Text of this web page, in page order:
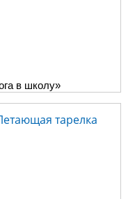
в школу»